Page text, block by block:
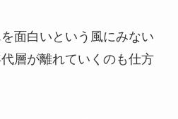
面白いという風にみない
層が離れていくのも仕方